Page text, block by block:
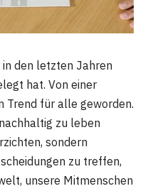
den letzten Jahren
hat. Von einer
Trend für alle geworden.
zu leben
sondern
zu treffen,
unsere Mitmenschen